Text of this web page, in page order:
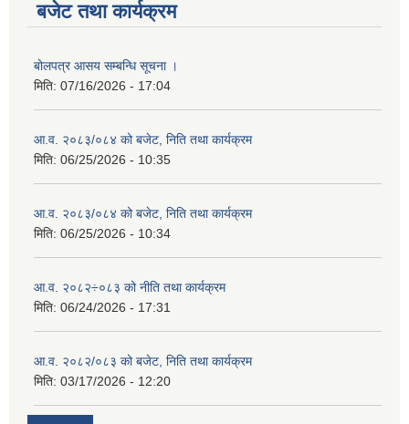
बजेट तथा कार्यक्रम
बोलपत्र आसय सम्बन्धि सूचना ।
मिति: 07/16/2026 - 17:04
आ.व. २०८३/०८४ को बजेट, निति तथा कार्यक्रम
मिति: 06/25/2026 - 10:35
आ.व. २०८३/०८४ को बजेट, निति तथा कार्यक्रम
मिति: 06/25/2026 - 10:34
आ.व. २०८२÷०८३ को नीति तथा कार्यक्रम
मिति: 06/24/2026 - 17:31
आ.व. २०८२/०८३ को बजेट, निति तथा कार्यक्रम
मिति: 03/17/2026 - 12:20